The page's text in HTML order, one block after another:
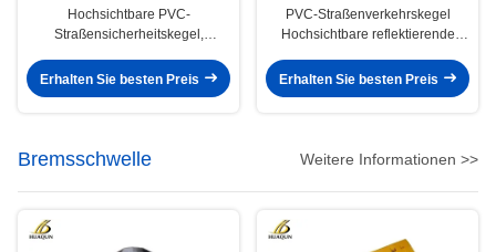
Hochsichtbare PVC-
Straßensicherheitskegel,
Erhalten Sie besten Preis
PVC-Straßenverkehrskegel
Hochsichtbare reflektierende
Erhalten Sie besten Preis
Bremsschwelle Weitere Informationen >>